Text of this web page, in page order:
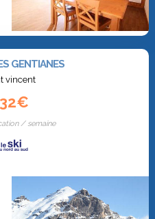
GENTIANES
vincent
/ semaine